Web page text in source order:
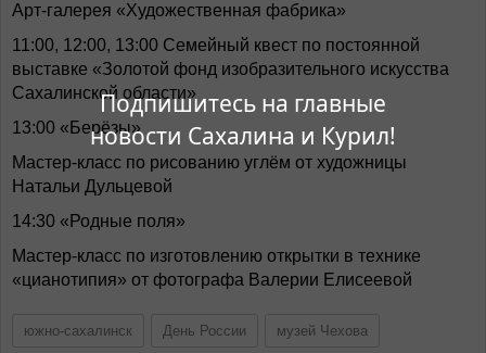
Подпишитесь на главные
новости Сахалина и Курил!
Арт-галерея «Художественная фабрика»
11:00, 12:00, 13:00 Семейный квест по постоянной
выставке «Золотой фонд изобразительного искусства
Сахалинской области»
13:00 «Берёзы»
Мастер-класс по рисованию углём от художницы
Натальи Дульцевой
14:30 «Родные поля»
Мастер-класс по изготовлению открытки в технике
«цианотипия» от фотографа Валерии Елисеевой
южно-сахалинск День России музей Чехова